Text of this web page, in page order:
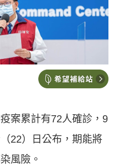
案累計有72人確診，9
22）日公布，期能將
風險。